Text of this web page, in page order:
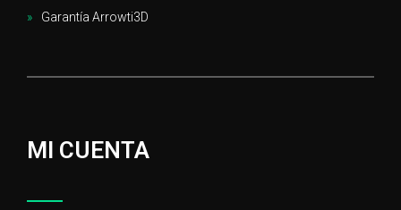
Garantía Arrowti3D
MI CUENTA